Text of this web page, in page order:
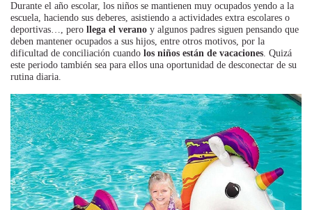
Durante el año escolar, los niños se mantienen muy ocupados yendo a la
escuela, haciendo sus deberes, asistiendo a actividades extra escolares o
deportivas…, pero llega el verano y algunos padres siguen pensando que
deben mantener ocupados a sus hijos, entre otros motivos, por la
dificultad de conciliación cuando los niños están de vacaciones. Quizá
este periodo también sea para ellos una oportunidad de desconectar de su
rutina diaria.